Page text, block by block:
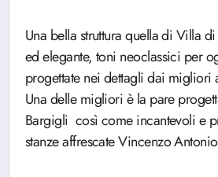
Una bella struttura quella di Villa
ed elegante, toni neoclassici per
progettate nei dettagli dai migliori
Una delle migliori è la pare
Bargigli così come incantevoli e
stanze affrescate Vincenzo